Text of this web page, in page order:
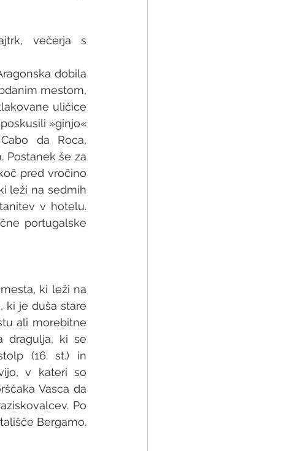
večerja s
dobila
mestom,
uličice
»ginjo«
da Roca,
Postanek še za
pred vročino
leži na sedmih
v hotelu.
portugalske
ki leži na
ki je duša stare
ali morebitne
dragulja, ki se
(16. st.) in
v kateri so
Vasca da
Po
Bergamo.